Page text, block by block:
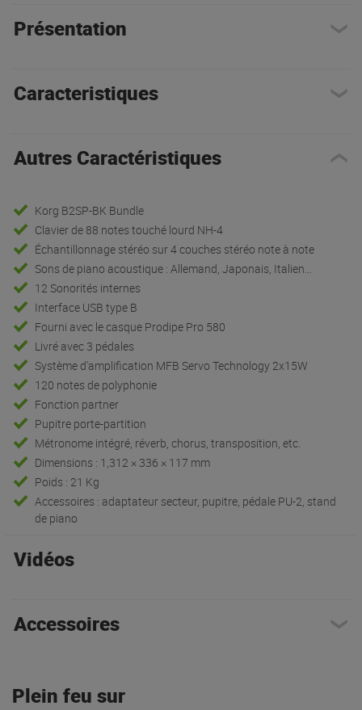
Présentation
Caracteristiques
Autres Caractéristiques
Korg B2SP-BK Bundle
Clavier de 88 notes touché lourd NH-4
Échantillonnage stéréo sur 4 couches stéréo note à note
Sons de piano acoustique : Allemand, Japonais, Italien...
12 Sonorités internes
Interface USB type B
Fourni avec le casque Prodipe Pro 580
Livré avec 3 pédales
Système d'amplification MFB Servo Technology 2x15W
120 notes de polyphonie
Fonction partner
Pupitre porte-partition
Métronome intégré, réverb, chorus, transposition, etc.
Dimensions : 1,312 × 336 × 117 mm
Poids : 21 Kg
Accessoires : adaptateur secteur, pupitre, pédale PU-2, stand
de piano
Vidéos
Accessoires
Plein feu sur